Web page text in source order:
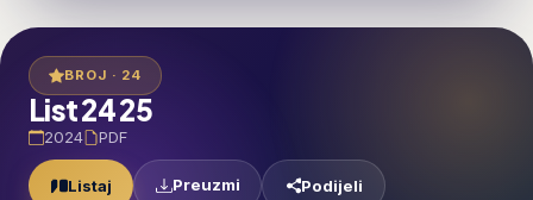
BROJ · 24
List 24 25
2024 PDF
Listaj Preuzmi Podijeli